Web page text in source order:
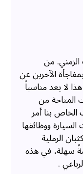
من
الآخرين عن
لا يعد مناسباً
المتاحة من
الخاص بنا أمر
ووظائفها
الرملية
سهلة، في هذه
.